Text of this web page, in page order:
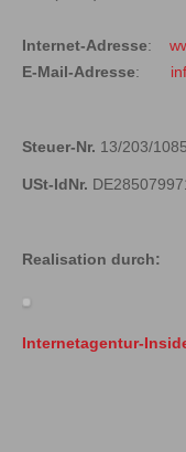
Internet-Adresse:
E-Mail-Adresse:
Steuer-Nr. 13/203/
USt-IdNr.
Realisation durch:
Internetagentur-